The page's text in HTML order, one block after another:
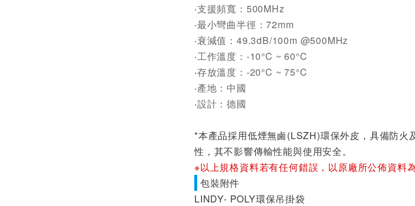
‧支援頻寬：500MHz
‧最小彎曲半徑：72mm
‧衰減值：49.3dB/100m @500MHz
‧工作溫度：-10°C ~ 60°C
‧存放溫度：-20°C ~ 75°C
‧產地：中國
‧設計：德國
*本產品採用低煙無鹵(LSZH)環保外皮，具備防
性，其不影響傳輸性能與使用安全。
※以上規格資料若有任何錯誤，以原廠所公佈資料為
包裝附件
LINDY- POLY環保吊掛袋